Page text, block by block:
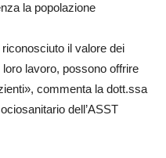
la popolazione
il valore dei
lavoro, possono offrire
commenta la dott.ssa
dell’ASST